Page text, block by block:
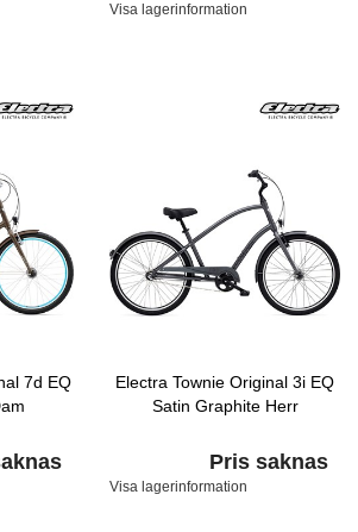
Visa lagerinformation
7d EQ
Electra Townie Original 3i EQ
Satin Graphite Herr
Pris saknas
Visa lagerinformation